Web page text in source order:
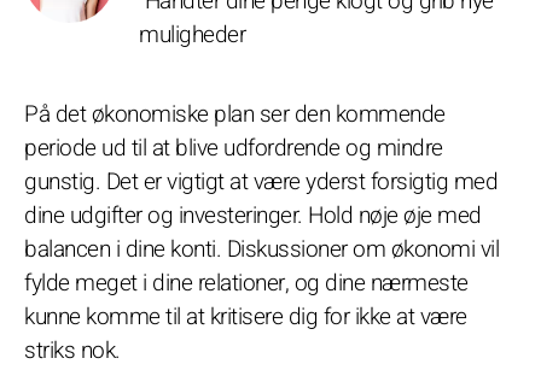
muligheder
På det økonomiske plan ser den kommende
periode ud til at blive udfordrende og mindre
gunstig. Det er vigtigt at være yderst forsigtig med
dine udgifter og investeringer. Hold nøje øje med
balancen i dine konti. Diskussioner om økonomi vil
fylde meget i dine relationer, og dine nærmeste
kunne komme til at kritisere dig for ikke at være
striks nok.